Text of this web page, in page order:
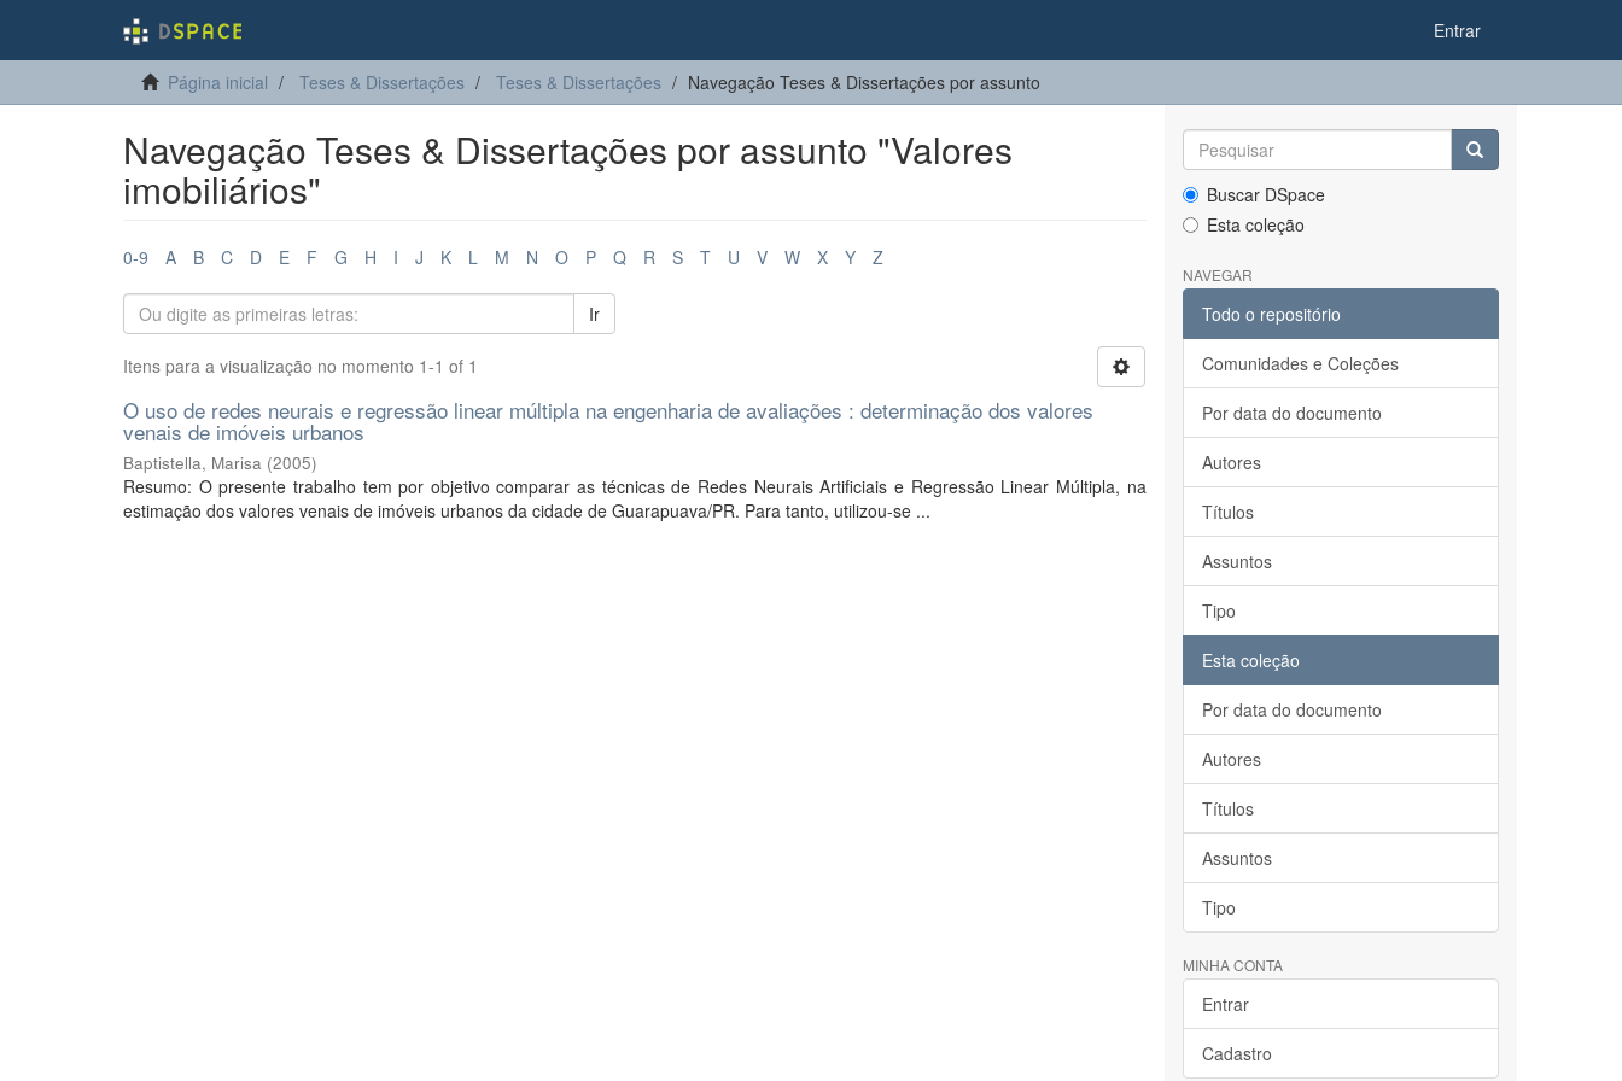
Entrar
Página inicial Teses & Dissertações Teses & Dissertações Navegação Teses & Dissertações por assunto
Navegação Teses & Dissertações por assunto "Valores
imobiliários"
0-9 A B C D E F G H I J K L M N O P Q R S T U V W X Y Z
Ir
Itens para a visualização no momento 1-1 of 1
O uso de redes neurais e regressão linear múltipla na engenharia de avaliações : determinação dos valores
venais de imóveis urbanos
Baptistella, Marisa (2005)
Resumo: O presente trabalho tem por objetivo comparar as técnicas de Redes Neurais Artificiais e Regressão Linear Múltipla, na
estimação dos valores venais de imóveis urbanos da cidade de Guarapuava/PR. Para tanto, utilizou-se ...
Buscar DSpace
Esta coleção
NAVEGAR
Todo o repositório
Comunidades e Coleções
Por data do documento
Autores
Títulos
Assuntos
Tipo
Esta coleção
Por data do documento
Autores
Títulos
Assuntos
Tipo
MINHA CONTA
Entrar
Cadastro